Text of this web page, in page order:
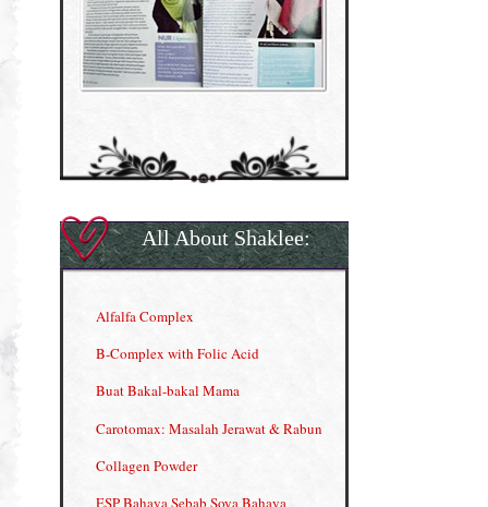
All About Shaklee:
Alfalfa Complex
B-Complex with Folic Acid
Buat Bakal-bakal Mama
Carotomax: Masalah Jerawat & Rabun
Collagen Powder
ESP Bahaya Sebab Soya Bahaya